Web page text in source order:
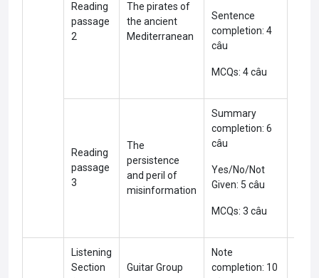
Reading
passage
2
The pirates of
the ancient
Mediterranean
Sentence
completion: 4
câu
MCQs: 4 câu
Reading
passage
3
The
persistence
and peril of
misinformation
Summary
completion: 6
câu
Yes/No/Not
Given: 5 câu
MCQs: 3 câu
Listening
Section
Guitar Group
Note
completion: 10